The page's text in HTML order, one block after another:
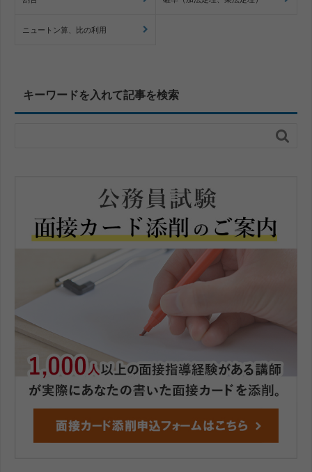
ニュートン算、比の利用
キーワードを入れて記事を検索
